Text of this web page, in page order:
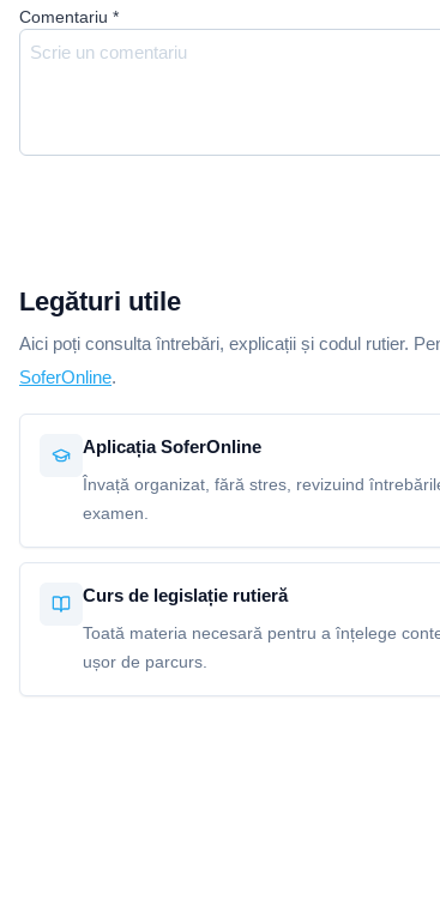
Comentariu *
Legături utile
Aici poți consulta întrebări, explicații și codul rutier.
SoferOnline.
Aplicația SoferOnline
Învață organizat, fără stres, revizuind
examen.
Curs de legislație rutieră
Toată materia necesară pentru a înțelege
ușor de parcurs.